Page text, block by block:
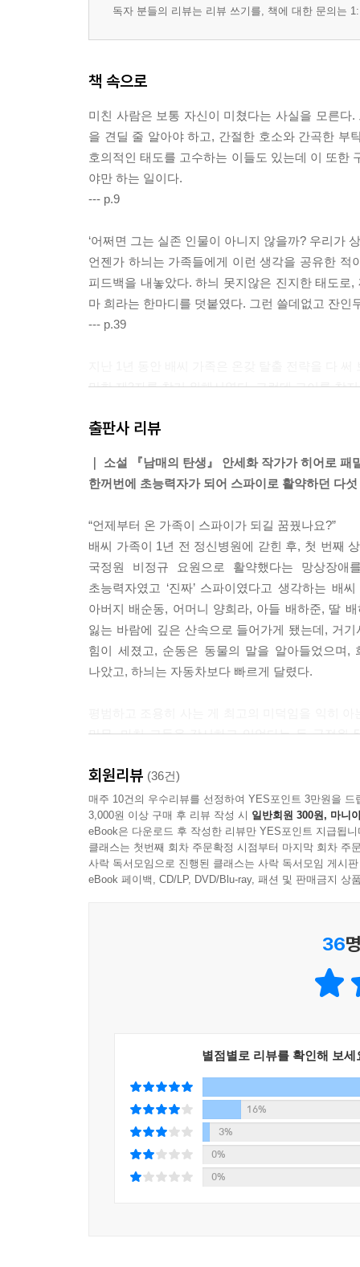
독자 분들의 리뷰는 리뷰 쓰기를, 책에 대한 문의는
책 속으로
미친 사람은 보통 자신이 미쳤다는 사실을 모른
을 견딜 줄 알아야 하고, 간절한 호소와 간곡한 부
호의적인 태도를 고수하는 이들도 있는데 이 또한
야만 하는 일이다.
--- p.9
‘어쩌면 그는 실존 인물이 아니지 않을까? 우리가
언젠가 하늬는 가족들에게 이런 생각을 공유한
피드백을 내놓았다. 하늬 못지않은 진지한 태도로
마 희라는 한마디를 덧붙였다. 그런 쓸데없고 잔
--- p.39
만한 제3자를 찾기 위해서였다. 그런데 그이를 찾
하늬가 모두의 생각을 대변해서 말했다. 그렇지만
“힘을 합쳐야죠.”
--- p.97
“일가족?”
“아, 어쩌면 당신도 알지 몰라. 한때 국정원 스파이
“일가족이 국정원 스파이로?”
그 순간 한위의 표정이 프로답지 않게 굳었다. 그
“그 가족이 아직 살아 있어?”
--- p.145
“아무리 생각해도 우린 이번에 반드시 성공해야 했
“벽을 부숴도 괜찮고.”
그들은 각각 철문과 시멘트 벽을 가리켰다. 그러자
“되겠냐? 하여간 머릿속이 꽃밭들이라니까. 현실
말을 마친 원기가 보란 듯 딱딱한 벽을 발로 쾅 찼
“아니죠. 애초에 그놈의 능력 때문에 여기에 갇힌
출판사 리뷰
｜ 소설 『남매의 탄생』 안세화 작가가 히어로 패
한꺼번에 초능력자가 되어 스파이로 활약하던 다
“언제부터 온 가족이 스파이가 되길 꿈꿨나요?”
배씨 가족이 1년 전 정신병원에 갇힌 후, 첫 번째
국정원 비정규 요원으로 활약했다는 망상장
초능력자였고 ‘진짜’ 스파이였다고 생각하는
아버지 배순동, 어머니 양희라, 아들 배하준, 딸
잃는 바람에 깊은 산속으로 들어가게 됐는데, 거
힘이 세졌고, 순동은 동물의 말을 알아들었으며
나았고, 하늬는 자동차보다 빠르게 달렸다.
만무. 마치 그들을 감시하고 있었다는 듯 국정원
영위하고 있던 어느 날, 난데없이 위험인물이자
과연 이들은 무사히 정신병원을 탈출해 평화로운
｜ 유쾌하다! 즐겁다! 명랑하다!
끊임없이 투닥거리다가도 결정적인 순간엔 똘똘 뭉
좌충우돌 난리법석 우당탕탕 정신병원 탈출 소동기
장편소설이자 신작 『스타더스트 패밀리』에서
능력자가 된 것도 아니다. 배씨 가족은 그저 우
뭉쳐 힘을 모아야 하는 ‘히어로 패밀리’라서 이
당황스러운 상황에 휘말린 배씨 가족처럼, 우리
구현한다는 허울 좋은 명목 아래 잔인무도한 희
히어로가 되는 길을 택할지 말지는 각자의 선택
꽉 붙잡을지 말지 또한 각자의 선택에 달렸다
회원리뷰 (36건)
매주 10건의 우수리뷰를 선정하여 YES포인트 3만원을 드
3,000원 이상 구매 후 리뷰 작성 시 일반회원 300원, 마니
eBook은 다운로드 후 작성한 리뷰만 YES포인트 지급됩니
클래스는 첫번째 회차 주문확정 시점부터 마지막 회차 주
사락 독서모임으로 진행된 클래스는 사락 독서모임 게시
eBook 페이백, CD/LP, DVD/Blu-ray, 패션 및 판매금지 상
36
별점별로 리뷰를 확인해 보세
16%
3%
0%
0%